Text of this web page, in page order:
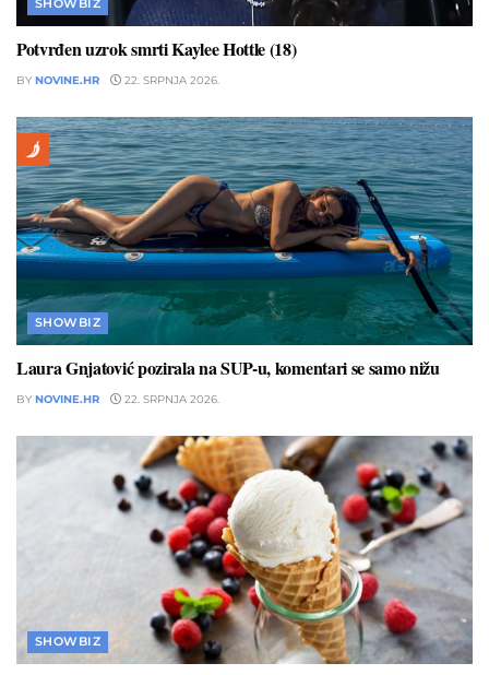
Potvrđen uzrok smrti Kaylee Hottle (18)
BY NOVINE.HR 22. SRPNJA 2026.
SHOWBIZ
Laura Gnjatović pozirala na SUP-u, komentari se samo nižu
BY NOVINE.HR 22. SRPNJA 2026.
SHOWBIZ